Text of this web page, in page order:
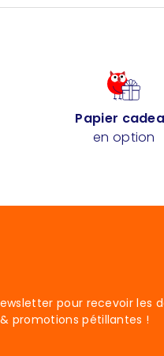
Papier
en option
pour recevoir les
promotions pétillantes !